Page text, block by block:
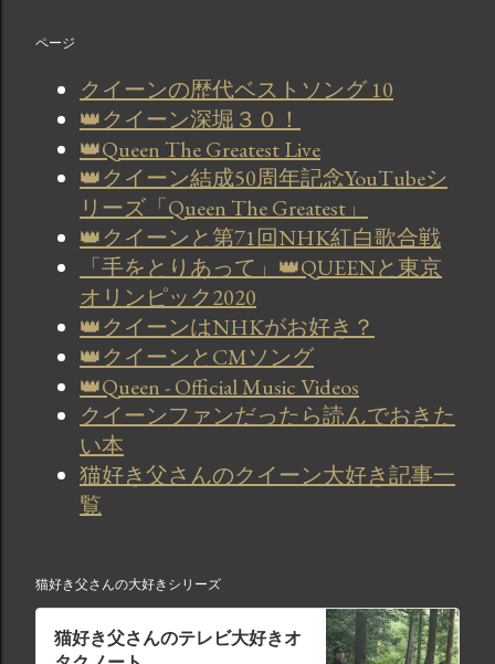
ページ
クイーンの歴代ベストソング 10
👑クイーン深堀３０！
👑Queen The Greatest Live
👑クイーン結成50周年記念YouTubeシ
リーズ「Queen The Greatest」
👑クイーンと第71回NHK紅白歌合戦
「手をとりあって」👑QUEENと東京
オリンピック2020
👑クイーンはNHKがお好き？
👑クイーンとCMソング
👑Queen - Official Music Videos
クイーンファンだったら読んでおきた
い本
猫好き父さんのクイーン大好き記事一
覧
猫好き父さんの大好きシリーズ
猫好き父さんのテレビ大好きオ